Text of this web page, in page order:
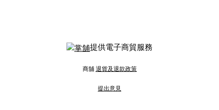
提供電子商貿服務
商舖 退貨及退款政策
提出意見